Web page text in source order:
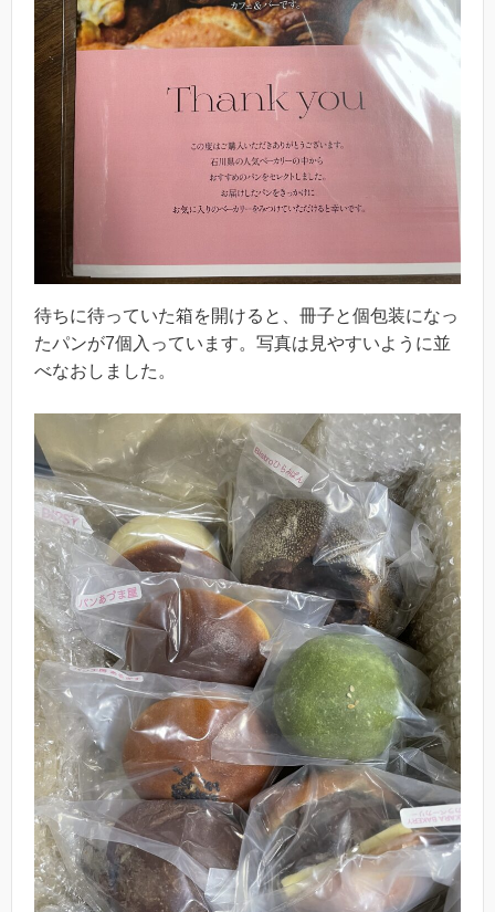
待ちに待っていた箱を開けると、冊子と個包装になっ
たパンが7個入っています。写真は見やすいように並
べなおしました。